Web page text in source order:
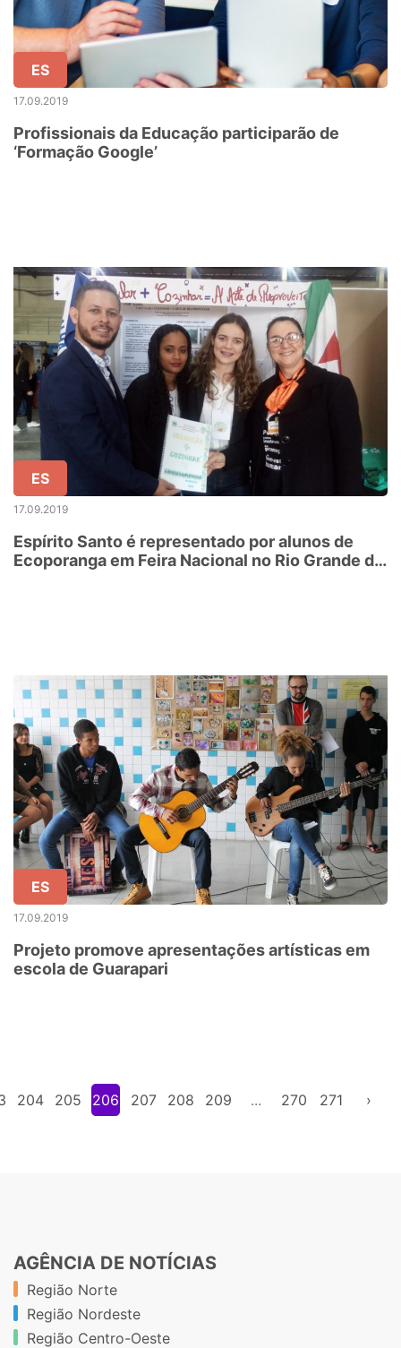
ES
17.09.2019
Profissionais da Educação participarão de
‘Formação Google’
ES
17.09.2019
Espírito Santo é representado por alunos de
Ecoporanga em Feira Nacional no Rio Grande do
ES
17.09.2019
Projeto promove apresentações artísticas em
escola de Guarapari
204 205 206 207 208 209 ... 270 271 ›
AGÊNCIA DE NOTÍCIAS
Região Norte
Região Nordeste
Região Centro-Oeste